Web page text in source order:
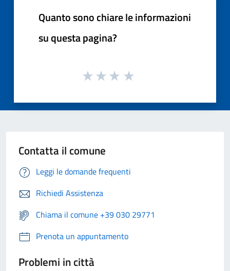
Quanto sono chiare le informazioni
su questa pagina?
Contatta il comune
Leggi le domande frequenti
Richiedi Assistenza
Chiama il comune +39 030 29771
Prenota un appuntamento
Problemi in città